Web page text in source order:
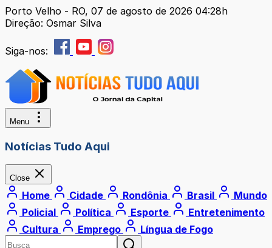
Porto Velho - RO, 07 de agosto de 2026 04:28h
Direção: Osmar Silva
Siga-nos:
Menu
Notícias Tudo Aqui
Close
Home Cidade Rondônia Brasil
Mundo
Policial
Política Esporte
Entretenimento
Cultura
Emprego Língua de Fogo